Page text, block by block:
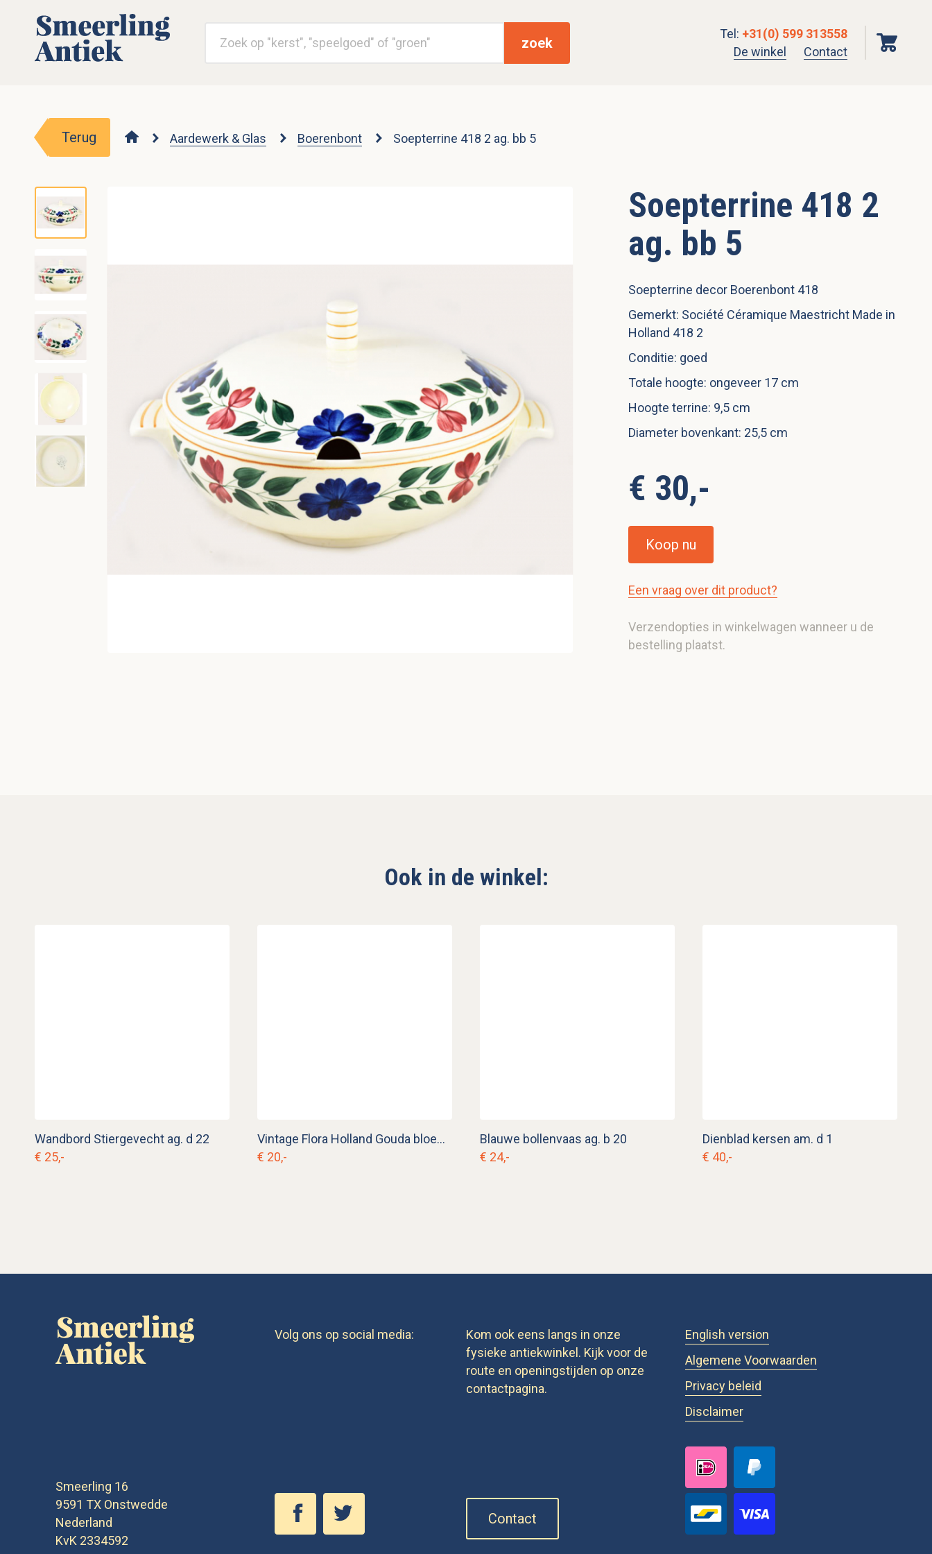
zoek
Tel: +31(0) 599 313558
De winkel
Contact
Terug Aardewerk & Glas Boerenbont Soepterrine 418 2 ag. bb 5
Soepterrine 418 2
ag. bb 5
Soepterrine decor Boerenbont 418
Gemerkt: Société Céramique Maestricht Made in
Holland 418 2
Conditie: goed
Totale hoogte: ongeveer 17 cm
Hoogte terrine: 9,5 cm
Diameter bovenkant: 25,5 cm
€ 30,-
Koop nu
Een vraag over dit product?
Verzendopties in winkelwagen wanneer u de
bestelling plaatst.
Ook in de winkel:
Wandbord Stiergevecht ag. d 22
€ 25,-
Vintage Flora Holland Gouda bloempot
€ 20,-
Blauwe bollenvaas ag. b 20
€ 24,-
Dienblad kersen am. d 1
€ 40,-
Smeerling 16
9591 TX Onstwedde
Nederland
KvK 2334592
Volg ons op social media:
Kom ook eens langs in onze
fysieke antiekwinkel. Kijk voor de
route en openingstijden op onze
contactpagina.
Contact
English version
Algemene Voorwaarden
Privacy beleid
Disclaimer